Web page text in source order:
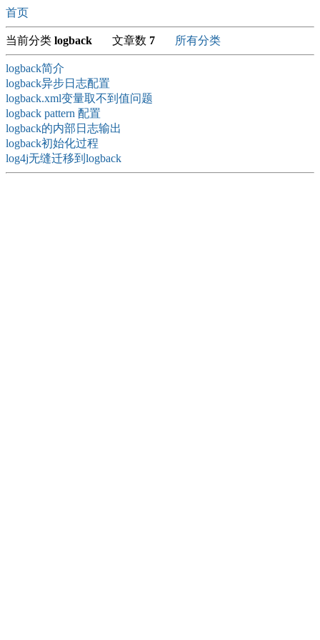
首页
当前分类 logback 文章数 7 所有分类
logback简介
logback异步日志配置
logback.xml变量取不到值问题
logback pattern 配置
logback的内部日志输出
logback初始化过程
log4j无缝迁移到logback